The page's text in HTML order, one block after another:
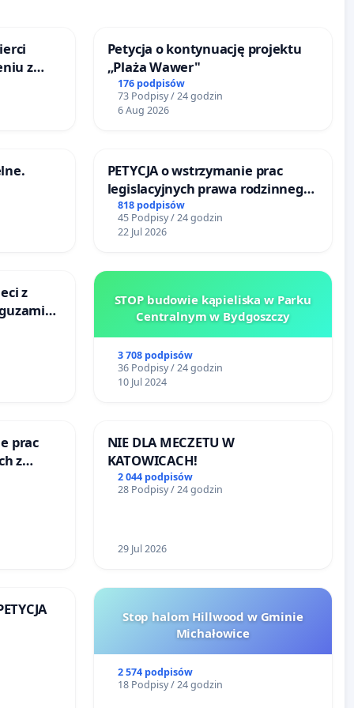
z
Petycja o kontynuację projektu
„Plaża Wawer"
176 podpisów
73 Podpisy / 24 godzin
6 Aug 2026
PETYCJA o wstrzymanie prac
legislacyjnych prawa rodzinnego
narażających ofiary przemocy
818 podpisów
45 Podpisy / 24 godzin
22 Jul 2026
z
STOP budowie kąpieliska w Parku
Centralnym w Bydgoszczy
3 708 podpisów
36 Podpisy / 24 godzin
10 Jul 2024
prac
z
NIE DLA MECZETU W
KATOWICACH!
2 044 podpisów
28 Podpisy / 24 godzin
29 Jul 2026
Stop halom Hillwood w Gminie
Michałowice
2 574 podpisów
18 Podpisy / 24 godzin